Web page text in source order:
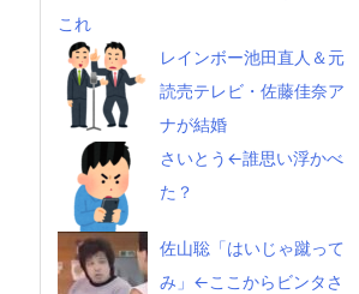
これ
レインボー池田直人＆元
読売テレビ・佐藤佳奈ア
ナが結婚
さいとう←誰思い浮かべ
た？
佐山聡「はいじゃ蹴って
み」←ここからビンタさ